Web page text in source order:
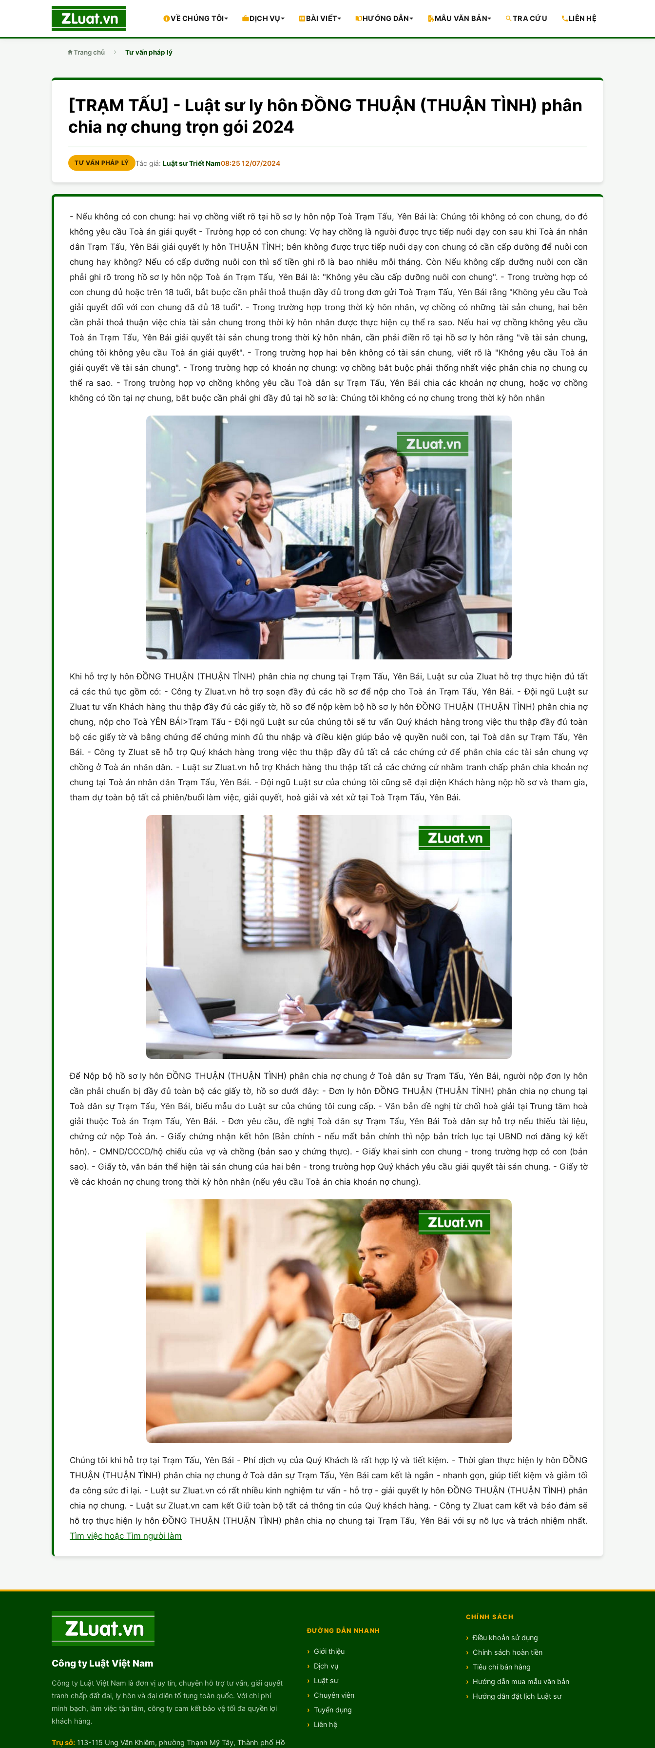
VỀ CHÚNG TÔI DỊCH VỤ BÀI VIẾT HƯỚNG DẪN MẪU VĂN BẢN TRA CỨU LIÊN HỆ
Trang chủ Tư vấn pháp lý
[TRẠM TẤU] - Luật sư ly hôn ĐỒNG THUẬN (THUẬN TÌNH) phân
chia nợ chung trọn gói 2024
TƯ VẤN PHÁP LÝ Tác giả:Luật sư Triết Nam08:25 12/07/2024
- Nếu không có con chung: hai vợ chồng viết rõ tại hồ sơ ly hôn nộp Toà Trạm Tấu, Yên Bái là: Chúng tôi không có con chung, do đó
không yêu cầu Toà án giải quyết - Trường hợp có con chung: Vợ hay chồng là người được trực tiếp nuôi dạy con sau khi Toà án nhân
dân Trạm Tấu, Yên Bái giải quyết ly hôn THUẬN TÌNH; bên không được trực tiếp nuôi dạy con chung có cần cấp dưỡng để nuôi con
chung hay không? Nếu có cấp dưỡng nuôi con thì số tiền ghi rõ là bao nhiêu mỗi tháng. Còn Nếu không cấp dưỡng nuôi con cần
phải ghi rõ trong hồ sơ ly hôn nộp Toà án Trạm Tấu, Yên Bái là: "Không yêu cầu cấp dưỡng nuôi con chung". - Trong trường hợp có
con chung đủ hoặc trên 18 tuổi, bắt buộc cần phải thoả thuận đầy đủ trong đơn gửi Toà Trạm Tấu, Yên Bái rằng "Không yêu cầu Toà
giải quyết đối với con chung đã đủ 18 tuổi". - Trong trường hợp trong thời kỳ hôn nhân, vợ chồng có những tài sản chung, hai bên
cần phải thoả thuận việc chia tài sản chung trong thời kỳ hôn nhân được thực hiện cụ thể ra sao. Nếu hai vợ chồng không yêu cầu
Toà án Trạm Tấu, Yên Bái giải quyết tài sản chung trong thời kỳ hôn nhân, cần phải điền rõ tại hồ sơ ly hôn rằng "về tài sản chung,
chúng tôi không yêu cầu Toà án giải quyết". - Trong trường hợp hai bên không có tài sản chung, viết rõ là "Không yêu cầu Toà án
giải quyết về tài sản chung". - Trong trường hợp có khoản nợ chung: vợ chồng bắt buộc phải thống nhất việc phân chia nợ chung cụ
thể ra sao. - Trong trường hợp vợ chồng không yêu cầu Toà dân sự Trạm Tấu, Yên Bái chia các khoản nợ chung, hoặc vợ chồng
không có tồn tại nợ chung, bắt buộc cần phải ghi đầy đủ tại hồ sơ là: Chúng tôi không có nợ chung trong thời kỳ hôn nhân
Khi hỗ trợ ly hôn ĐỒNG THUẬN (THUẬN TÌNH) phân chia nợ chung tại Trạm Tấu, Yên Bái, Luật sư của Zluat hỗ trợ thực hiện đủ tất
cả các thủ tục gồm có: - Công ty Zluat.vn hỗ trợ soạn đầy đủ các hồ sơ để nộp cho Toà án Trạm Tấu, Yên Bái. - Đội ngũ Luật sư
Zluat tư vấn Khách hàng thu thập đầy đủ các giấy tờ, hồ sơ để nộp kèm bộ hồ sơ ly hôn ĐỒNG THUẬN (THUẬN TÌNH) phân chia nợ
chung, nộp cho Toà YÊN BÁI>Trạm Tấu - Đội ngũ Luật sư của chúng tôi sẽ tư vấn Quý khách hàng trong việc thu thập đầy đủ toàn
bộ các giấy tờ và bằng chứng để chứng minh đủ thu nhập và điều kiện giúp bảo vệ quyền nuôi con, tại Toà dân sự Trạm Tấu, Yên
Bái. - Công ty Zluat sẽ hỗ trợ Quý khách hàng trong việc thu thập đầy đủ tất cả các chứng cứ để phân chia các tài sản chung vợ
chồng ở Toà án nhân dân. - Luật sư Zluat.vn hỗ trợ Khách hàng thu thập tất cả các chứng cứ nhằm tranh chấp phân chia khoản nợ
chung tại Toà án nhân dân Trạm Tấu, Yên Bái. - Đội ngũ Luật sư của chúng tôi cũng sẽ đại diện Khách hàng nộp hồ sơ và tham gia,
tham dự toàn bộ tất cả phiên/buổi làm việc, giải quyết, hoà giải và xét xử tại Toà Trạm Tấu, Yên Bái.
Để Nộp bộ hồ sơ ly hôn ĐỒNG THUẬN (THUẬN TÌNH) phân chia nợ chung ở Toà dân sự Trạm Tấu, Yên Bái, người nộp đơn ly hôn
cần phải chuẩn bị đầy đủ toàn bộ các giấy tờ, hồ sơ dưới đây: - Đơn ly hôn ĐỒNG THUẬN (THUẬN TÌNH) phân chia nợ chung tại
Toà dân sự Trạm Tấu, Yên Bái, biểu mẫu do Luật sư của chúng tôi cung cấp. - Văn bản đề nghị từ chối hoà giải tại Trung tâm hoà
giải thuộc Toà án Trạm Tấu, Yên Bái. - Đơn yêu cầu, đề nghị Toà dân sự Trạm Tấu, Yên Bái Toà dân sự hỗ trợ nếu thiếu tài liệu,
chứng cứ nộp Toà án. - Giấy chứng nhận kết hôn (Bản chính - nếu mất bản chính thì nộp bản trích lục tại UBND nơi đăng ký kết
hôn). - CMND/CCCD/hộ chiếu của vợ và chồng (bản sao y chứng thực). - Giấy khai sinh con chung - trong trường hợp có con (bản
sao). - Giấy tờ, văn bản thể hiện tài sản chung của hai bên - trong trường hợp Quý khách yêu cầu giải quyết tài sản chung. - Giấy tờ
về các khoản nợ chung trong thời kỳ hôn nhân (nếu yêu cầu Toà án chia khoản nợ chung).
Chúng tôi khi hỗ trợ tại Trạm Tấu, Yên Bái - Phí dịch vụ của Quý Khách là rất hợp lý và tiết kiệm. - Thời gian thực hiện ly hôn ĐỒNG
THUẬN (THUẬN TÌNH) phân chia nợ chung ở Toà dân sự Trạm Tấu, Yên Bái cam kết là ngắn - nhanh gọn, giúp tiết kiệm và giảm tối
đa công sức đi lại. - Luật sư Zluat.vn có rất nhiều kinh nghiệm tư vấn - hỗ trợ - giải quyết ly hôn ĐỒNG THUẬN (THUẬN TÌNH) phân
chia nợ chung. - Luật sư Zluat.vn cam kết Giữ toàn bộ tất cả thông tin của Quý khách hàng. - Công ty Zluat cam kết và bảo đảm sẽ
hỗ trợ thực hiện ly hôn ĐỒNG THUẬN (THUẬN TÌNH) phân chia nợ chung tại Trạm Tấu, Yên Bái với sự nỗ lực và trách nhiệm nhất.
Tìm việc hoặc Tìm người làm
Công ty Luật Việt Nam
Công ty Luật Việt Nam là đơn vị uy tín, chuyên hỗ trợ tư vấn, giải quyết
tranh chấp đất đai, ly hôn và đại diện tố tụng toàn quốc. Với chi phí
minh bạch, làm việc tận tâm, công ty cam kết bảo vệ tối đa quyền lợi
khách hàng.
Trụ sở: 113-115 Ung Văn Khiêm, phường Thạnh Mỹ Tây, Thành phố Hồ
ĐƯỜNG DẪN NHANH
Giới thiệu
Dịch vụ
Luật sư
Chuyên viên
Tuyển dụng
Liên hệ
CHÍNH SÁCH
Điều khoản sử dụng
Chính sách hoàn tiền
Tiêu chí bán hàng
Hướng dẫn mua mẫu văn bản
Hướng dẫn đặt lịch Luật sư